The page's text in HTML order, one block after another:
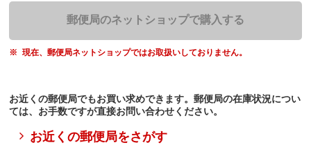
郵便局のネットショップで購入する
現在、郵便局ネットショップではお取扱いしておりません。
お近くの郵便局でもお買い求めできます。郵便局の在庫状況につい
ては、お手数ですが直接お問い合わせください。
お近くの郵便局をさがす